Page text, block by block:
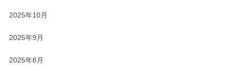
2025年10月
2025年9月
2025年8月